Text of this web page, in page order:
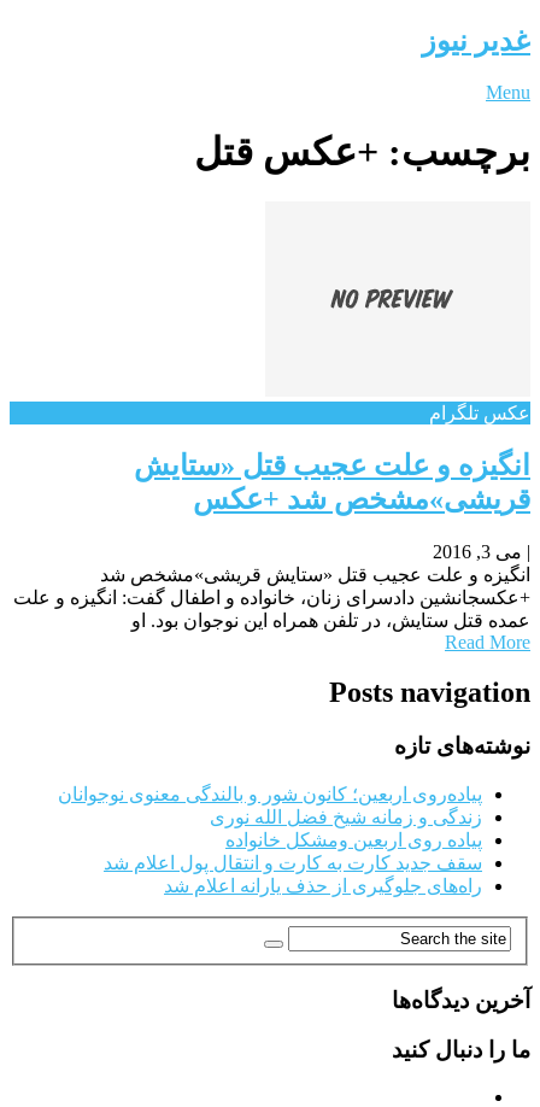
غدیر نیوز
Menu
برچسب: +عکس قتل
عکس تلگرام
انگیزه و علت عجیب قتل «ستایش
قریشی»مشخص شد +عکس
| می 3, 2016
انگیزه و علت عجیب قتل «ستایش قریشی»مشخص شد
+عکسجانشین دادسرای زنان، خانواده و اطفال گفت: انگیزه و علت
عمده قتل ستایش، در تلفن همراه این نوجوان بود. او
Read More
Posts navigation
نوشته‌های تازه
پیاده‌روی اربعین؛ کانون شور و بالندگی معنوی نوجوانان
زندگی و زمانه شیخ فضل الله نوری
پیاده روی اربعین ومشکل خانواده
سقف جدید کارت به کارت و انتقال پول اعلام شد
راه‌های جلوگیری از حذف یارانه اعلام شد
آخرین دیدگاه‌ها
ما را دنبال کنید